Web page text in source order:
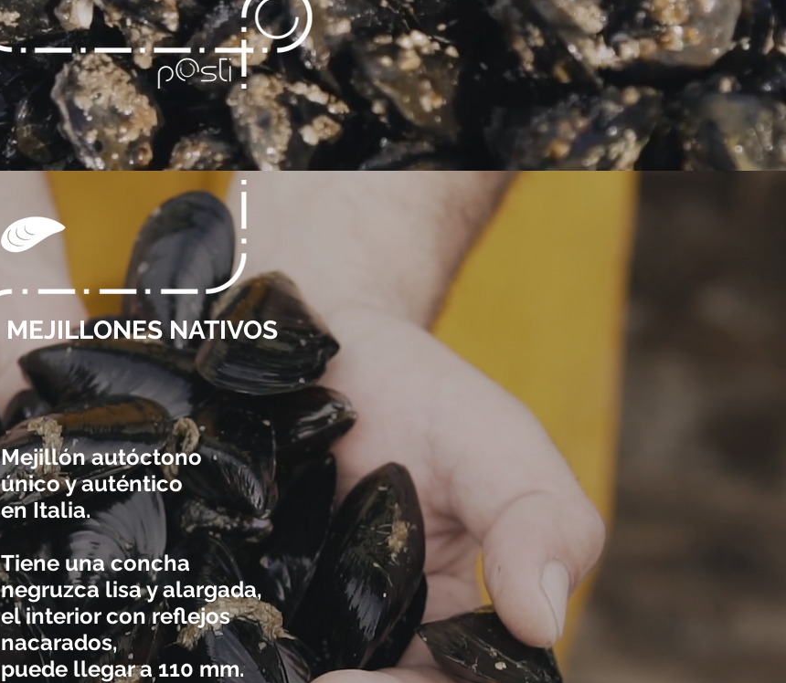
MEJILLONES NATIVOS
Mejillón autóctono
único y auténtico
en Italia.
Tiene una concha
negruzca lisa y alargada,
el interior con reflejos
nacarados,
puede llegar a 110 mm.